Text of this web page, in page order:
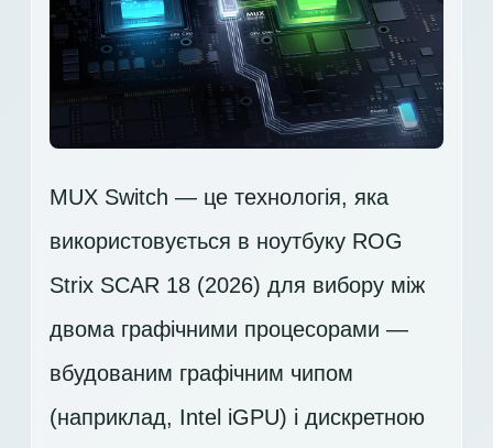
MUX Switch — це технологія, яка
використовується в ноутбуку ROG
Strix SCAR 18 (2026) для вибору між
двома графічними процесорами —
вбудованим графічним чипом
(наприклад, Intel iGPU) і дискретною